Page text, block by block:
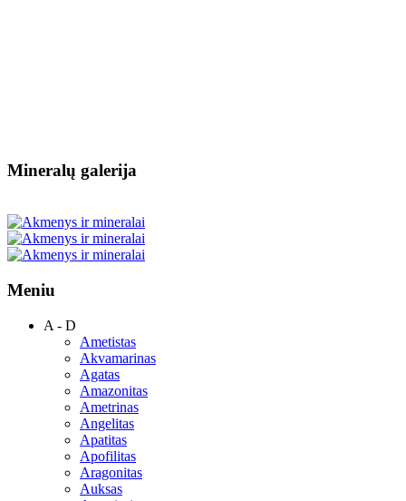
Mineralų galerija
Meniu
A - D
Ametistas
Akvamarinas
Agatas
Amazonitas
Ametrinas
Angelitas
Apatitas
Apofilitas
Aragonitas
Auksas